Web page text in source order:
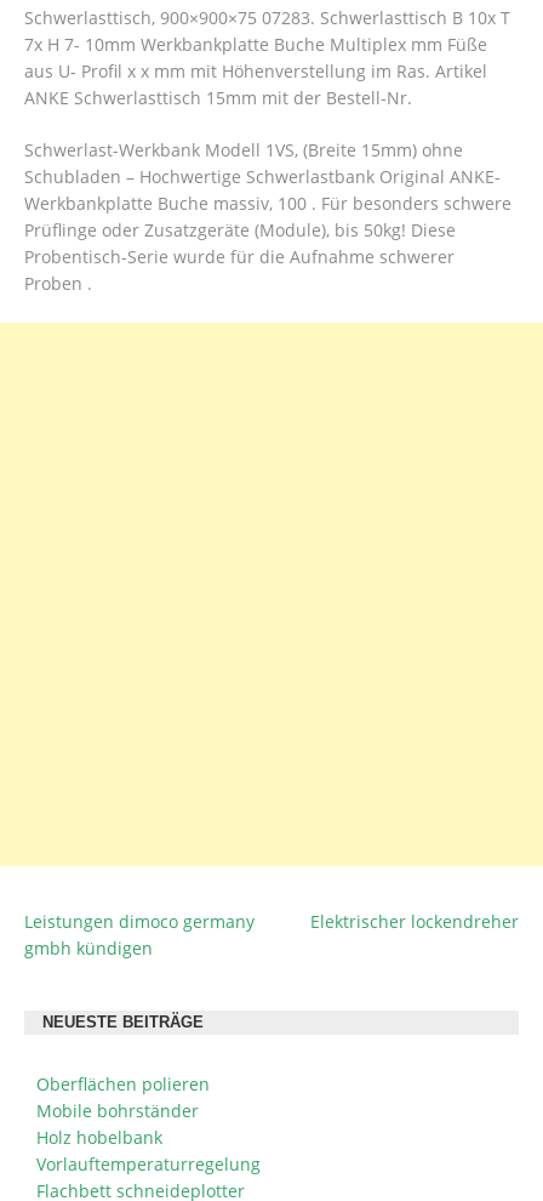
Schwerlasttisch, 900×900×75 07283. Schwerlasttisch B 10x T
7x H 7- 10mm Werkbankplatte Buche Multiplex mm Füße
aus U- Profil x x mm mit Höhenverstellung im Ras. Artikel
ANKE Schwerlasttisch 15mm mit der Bestell-Nr.
Schwerlast-Werkbank Modell 1VS, (Breite 15mm) ohne
Schubladen – Hochwertige Schwerlastbank Original ANKE-
Werkbankplatte Buche massiv, 100 . Für besonders schwere
Prüflinge oder Zusatzgeräte (Module), bis 50kg! Diese
Probentisch-Serie wurde für die Aufnahme schwerer
Proben .
BEITRAGSNAVIGATION
Leistungen dimoco germany
gmbh kündigen
Elektrischer lockendreher
NEUESTE BEITRÄGE
Oberflächen polieren
Mobile bohrständer
Holz hobelbank
Vorlauftemperaturregelung
Flachbett schneideplotter